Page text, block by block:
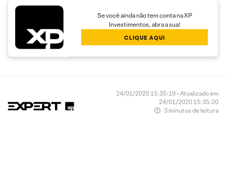
Se você ainda não tem conta na XP
Investimentos, abra a sua!
CLIQUE AQUI
24/01/2020 15:35:19 • Atualizado em
24/01/2020 15:35:20
3 minutos de leitura